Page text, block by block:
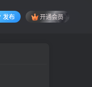
发布 开通会员